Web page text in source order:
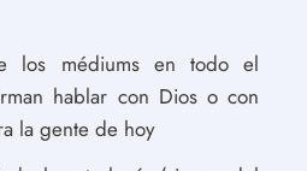
los médiums en todo el
hablar con Dios o con
la gente de hoy